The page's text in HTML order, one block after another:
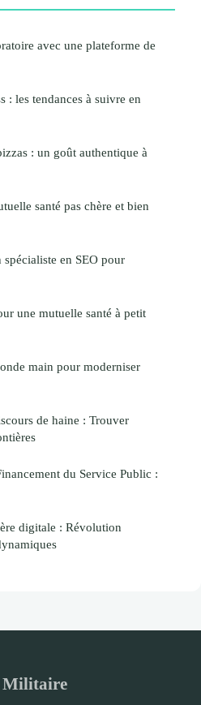
avec une plateforme de
: les tendances à suivre en
: un goût authentique à
santé pas chère et bien
en SEO pour
une mutuelle santé à petit
main pour moderniser
de haine : Trouver
du Service Public :
digitale : Révolution
Militaire